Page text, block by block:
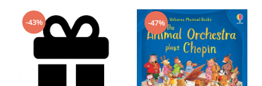
-43% -47%